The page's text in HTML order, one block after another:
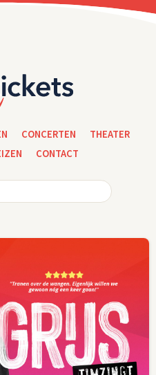
CONCERTEN
THEATER
CONTACT